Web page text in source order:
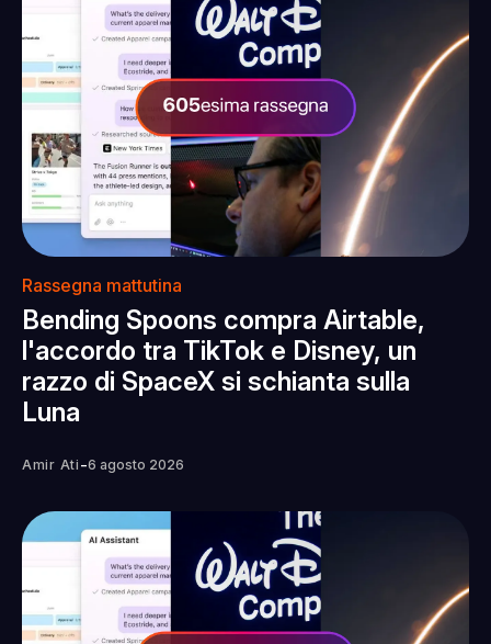
Rassegna mattutina
Bending Spoons compra Airtable,
l'accordo tra TikTok e Disney, un
razzo di SpaceX si schianta sulla
Luna
Amir Ati -6 agosto 2026